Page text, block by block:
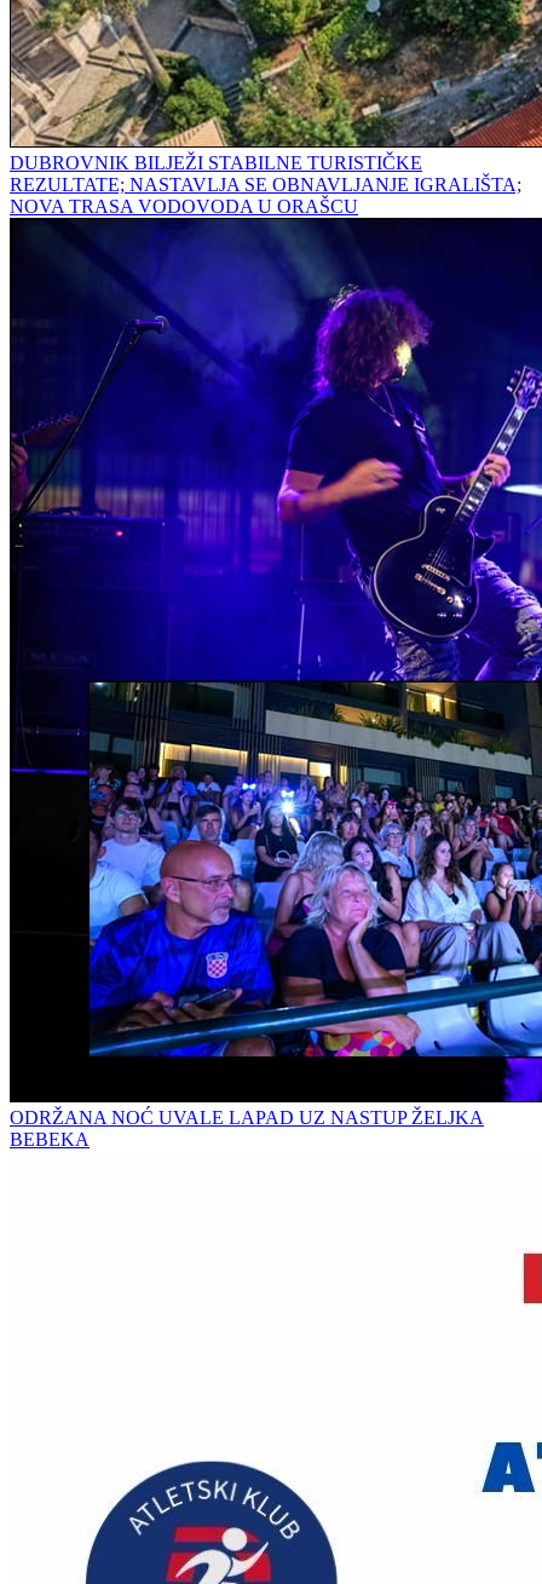
DUBROVNIK BILJEŽI STABILNE TURISTIČKE
REZULTATE; NASTAVLJA SE OBNAVLJANJE IGRALIŠTA;
NOVA TRASA VODOVODA U ORAŠCU
ODRŽANA NOĆ UVALE LAPAD UZ NASTUP ŽELJKA
BEBEKA